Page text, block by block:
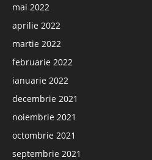
mai 2022
aprilie 2022
martie 2022
februarie 2022
ianuarie 2022
decembrie 2021
noiembrie 2021
octombrie 2021
septembrie 2021